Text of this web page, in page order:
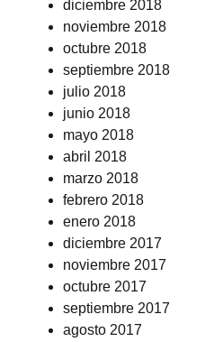
diciembre 2018
noviembre 2018
octubre 2018
septiembre 2018
julio 2018
junio 2018
mayo 2018
abril 2018
marzo 2018
febrero 2018
enero 2018
diciembre 2017
noviembre 2017
octubre 2017
septiembre 2017
agosto 2017